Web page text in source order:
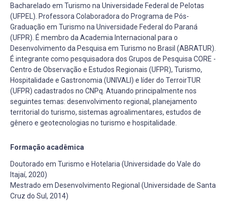
Bacharelado em Turismo na Universidade Federal de Pelotas
(UFPEL). Professora Colaboradora do Programa de Pós-
Graduação em Turismo na Universidade Federal do Paraná
(UFPR). É membro da Academia Internacional para o
Desenvolvimento da Pesquisa em Turismo no Brasil (ABRATUR).
É integrante como pesquisadora dos Grupos de Pesquisa CORE -
Centro de Observação e Estudos Regionais (UFPR), Turismo,
Hospitalidade e Gastronomia (UNIVALI) e líder do TerroirTUR
(UFPR) cadastrados no CNPq. Atuando principalmente nos
seguintes temas: desenvolvimento regional, planejamento
territorial do turismo, sistemas agroalimentares, estudos de
gênero e geotecnologias no turismo e hospitalidade.
Formação acadêmica
Doutorado em Turismo e Hotelaria (Universidade do Vale do
Itajaí, 2020)
Mestrado em Desenvolvimento Regional (Universidade de Santa
Cruz do Sul, 2014)